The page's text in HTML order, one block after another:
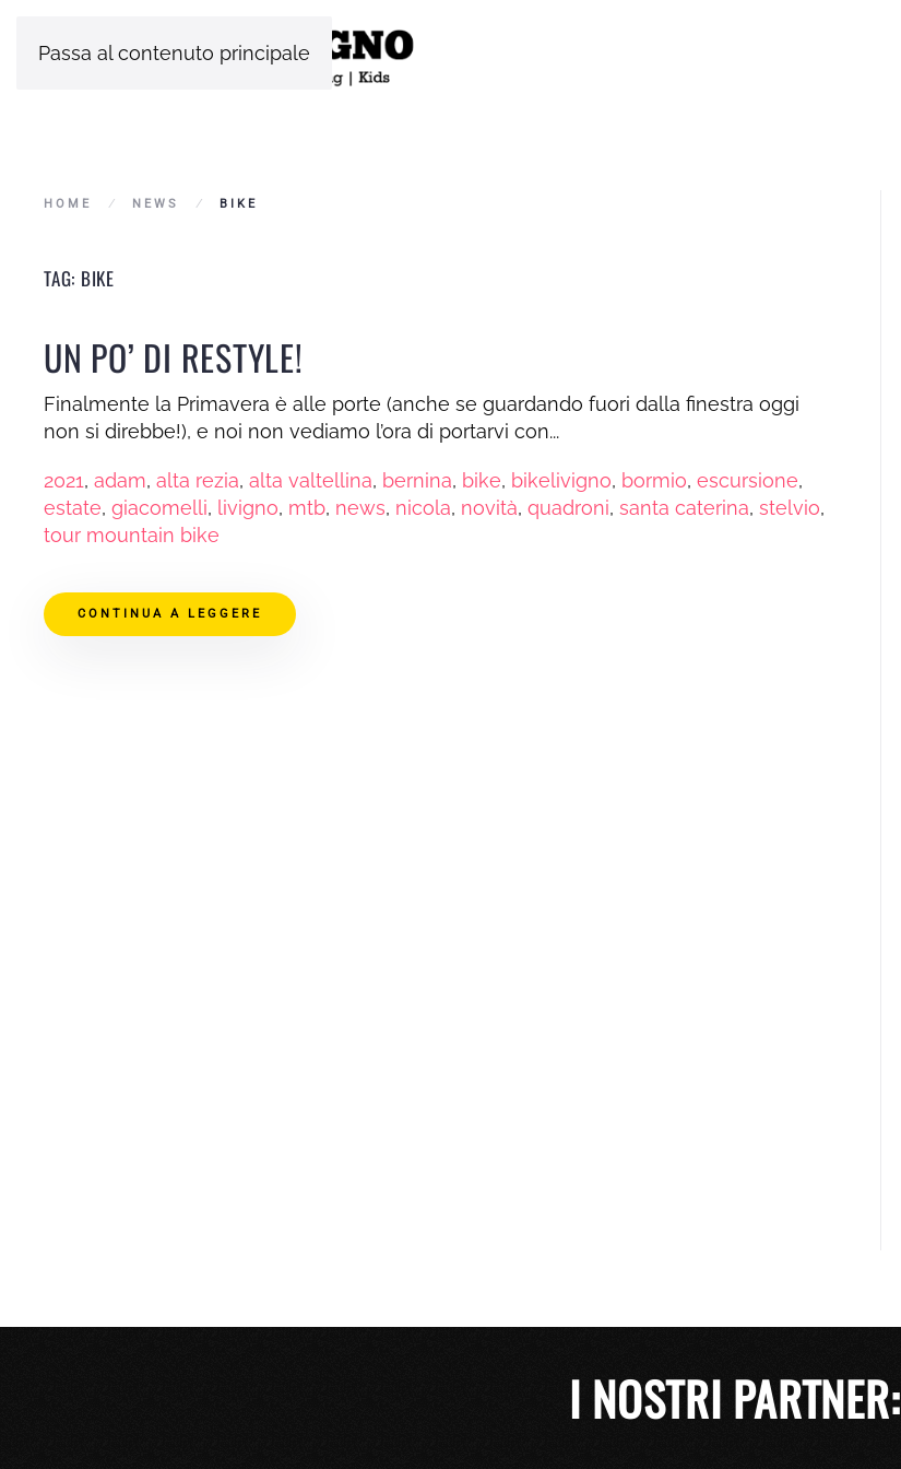
Passa al contenuto principale
HOME NEWS BIKE
TAG: BIKE
UN PO’ DI RESTYLE!
Finalmente la Primavera è alle porte (anche se guardando fuori dalla finestra oggi
non si direbbe!), e noi non vediamo l’ora di portarvi con...
2021, adam, alta rezia, alta valtellina, bernina, bike, bikelivigno, bormio, escursione,
estate, giacomelli, livigno, mtb, news, nicola, novità, quadroni, santa caterina, stelvio,
tour mountain bike
CONTINUA A LEGGERE
I NOSTRI PARTNER: